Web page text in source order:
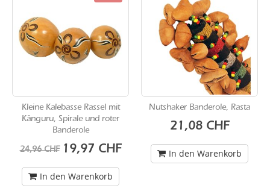
Kleine Kalebasse Rassel mit
Känguru, Spirale und roter
Banderole
24,96 CHF Sonderangebot
19,97 CHF
In den Warenkorb
Nutshaker Banderole, Rasta
21,08 CHF
In den Warenkorb